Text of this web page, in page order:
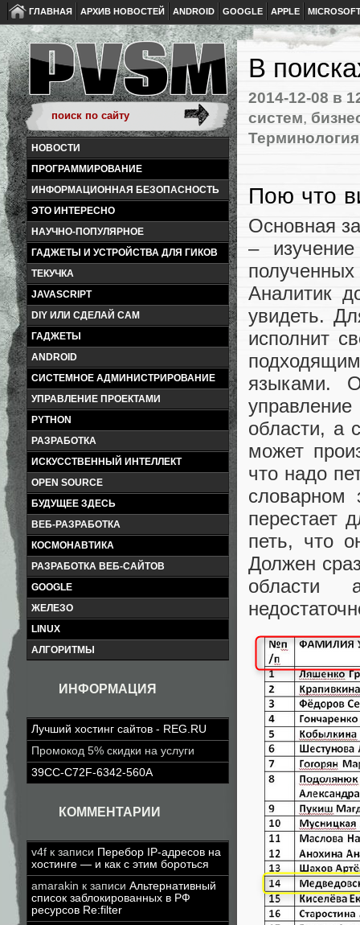
ГЛАВНАЯ АРХИВ НОВОСТЕЙ ANDROID GOOGLE APPLE
НОВОСТИ
ПРОГРАММИРОВАНИЕ
ИНФОРМАЦИОННАЯ БЕЗОПАСНОСТЬ
ЭТО ИНТЕРЕСНО
НАУЧНО-ПОПУЛЯРНОЕ
ГАДЖЕТЫ И УСТРОЙСТВА ДЛЯ ГИКОВ
ТЕКУЧКА
JAVASCRIPT
DIY ИЛИ СДЕЛАЙ САМ
ГАДЖЕТЫ
ANDROID
СИСТЕМНОЕ АДМИНИСТРИРОВАНИЕ
УПРАВЛЕНИЕ ПРОЕКТАМИ
PYTHON
РАЗРАБОТКА
ИСКУССТВЕННЫЙ ИНТЕЛЛЕКТ
OPEN SOURCE
БУДУЩЕЕ ЗДЕСЬ
ВЕБ-РАЗРАБОТКА
КОСМОНАВТИКА
РАЗРАБОТКА ВЕБ-САЙТОВ
GOOGLE
ЖЕЛЕЗО
LINUX
АЛГОРИТМЫ
ИНФОРМАЦИЯ
Лучший хостинг сайтов - REG.RU
Промокод 5% скидки на услуги
39CC-C72F-6342-560A
КОММЕНТАРИИ
v4f к записи Перебор IP-адресов на
хостинге — и как с этим бороться
amarakin к записи Альтернативный
список заблокированных в РФ
ресурсов Re:filter
В
2014-12-08 в
систем,
Пою что
Основная
–
Аналитик
увидеть.
исполнит
языками.
области, а
может
что надо
словарном
перестает
петь, что
Должен
области